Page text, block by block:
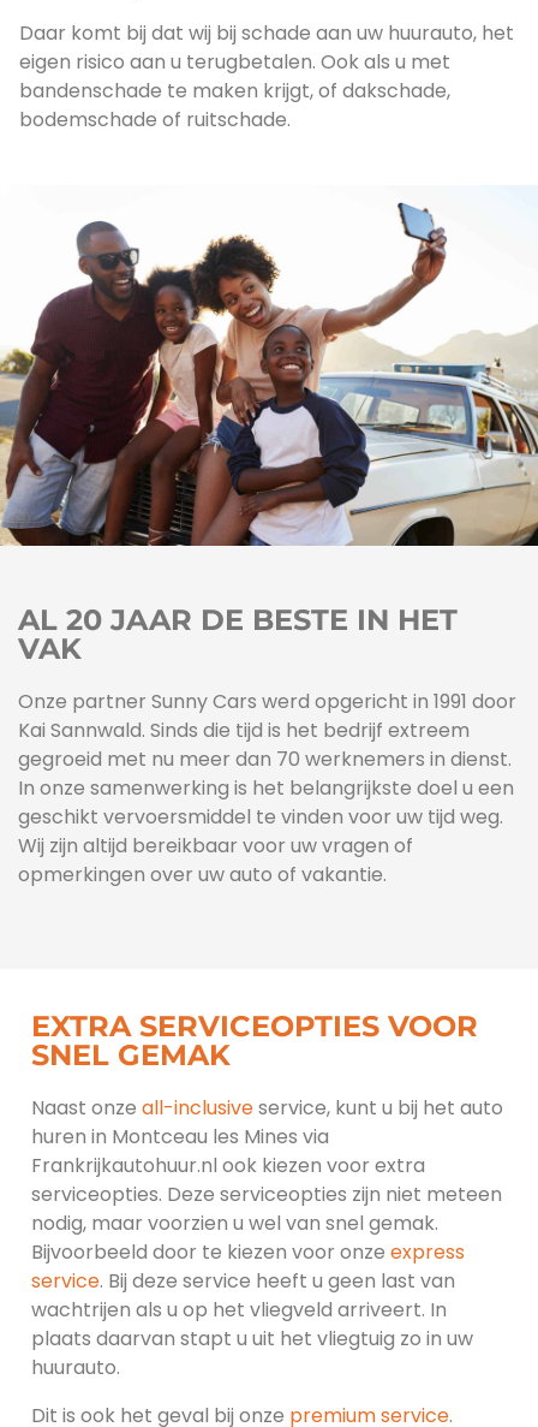
Daar komt bij dat wij bij schade aan uw huurauto, het
eigen risico aan u terugbetalen. Ook als u met
bandenschade te maken krijgt, of dakschade,
bodemschade of ruitschade.
AL 20 JAAR DE BESTE IN HET
VAK
Onze partner Sunny Cars werd opgericht in 1991 door
Kai Sannwald. Sinds die tijd is het bedrijf extreem
gegroeid met nu meer dan 70 werknemers in dienst.
In onze samenwerking is het belangrijkste doel u een
geschikt vervoersmiddel te vinden voor uw tijd weg.
Wij zijn altijd bereikbaar voor uw vragen of
opmerkingen over uw auto of vakantie.
EXTRA SERVICEOPTIES VOOR
SNEL GEMAK
Naast onze all-inclusiveservice, kunt u bij het auto
huren in Montceau les Mines via
Frankrijkautohuur.nl ook kiezen voor extra
serviceopties. Deze serviceopties zijn niet meteen
nodig, maar voorzien u wel van snel gemak.
Bijvoorbeeld door te kiezen voor onze express
service. Bij deze service heeft u geen last van
wachtrijen als u op het vliegveld arriveert. In
plaats daarvan stapt u uit het vliegtuig zo in uw
huurauto.
Dit is ook het geval bij onze premium service.